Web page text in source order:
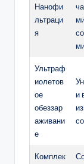
Нанофи
льтраци
я
Ультраф
иолетов
ое
обеззар
аживани
е
и
Комплек